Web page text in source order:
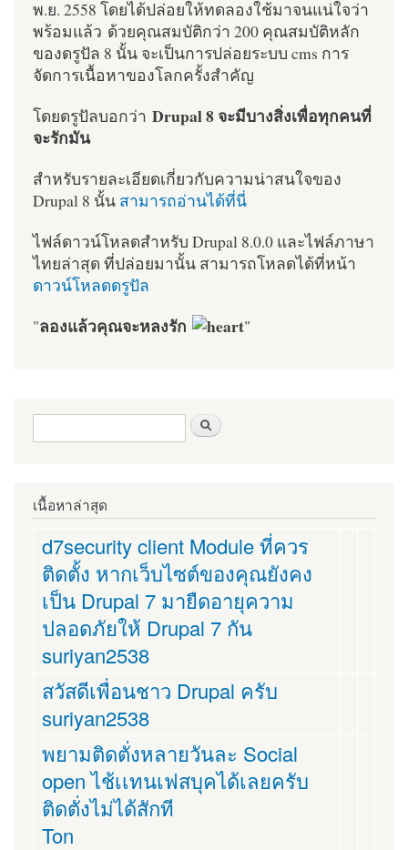
พ.ย. 2558 โดยได้ปล่อยให้ทดลองใช้มาจนแน่ใจว่า
พร้อมแล้ว ด้วยคุณสมบัติกว่า 200 คุณสมบัติหลัก
ของดรูปัล 8 นั้น จะเป็นการปล่อยระบบ cms การ
จัดการเนื้อหาของโลกครั้งสำคัญ
โดยดรูปัลบอกว่า Drupal 8 จะมีบางสิ่งเพื่อทุกคนที่
จะรักมัน
สำหรับรายละเอียดเกี่ยวกับความน่าสนใจของ
Drupal 8 นั้น สามารถอ่านได้ที่นี่
ไฟล์ดาวน์โหลดสำหรับ Drupal 8.0.0 และไฟล์ภาษา
ไทยล่าสุด ที่ปล่อยมานั้น สามารถโหลดได้ที่หน้า
ดาวน์โหลดดรูปัล
"ลองแล้วคุณจะหลงรัก "
ฟอร์มค้นหา
เนื้อหาล่าสุด
d7security client Module ที่ควร
ติดตั้ง หากเว็บไซต์ของคุณยังคง
เป็น Drupal 7 มายืดอายุความ
ปลอดภัยให้ Drupal 7 กัน
suriyan2538
สวัสดีเพื่อนชาว Drupal ครับ
suriyan2538
พยามติดตั่งหลายวันละ Social
open ไช้เเทนเฟสบุคได้เลยครับ
ติดตั่งไม่ได้สักที
Ton